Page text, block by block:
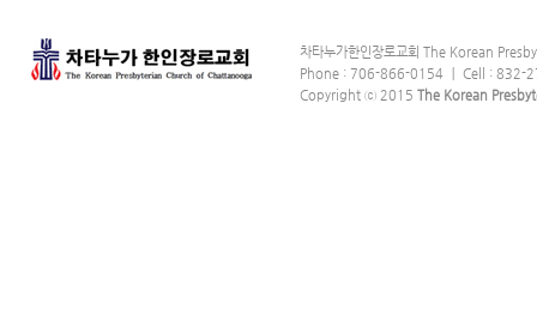
차타누가한인장로교회 The Korean
Phone : 706-866-0154 ｜ Cell : 832-
Copyright ⓒ 2015 The Korean